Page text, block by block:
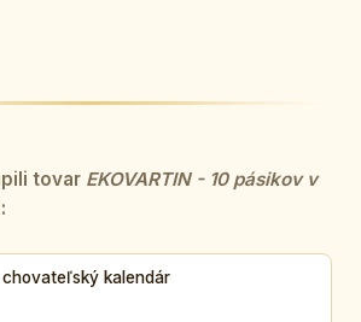
tovar EKOVARTIN - 10 pásikov v
kalendár